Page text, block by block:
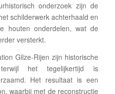
onderzoek zijn de
schilderwerk achterhaald en
houten onderdelen, wat de
versterkt.
Gilze-Rijen zijn historische
het tegelijkertijd is
Het resultaat is een
waarbij met de reconstructie